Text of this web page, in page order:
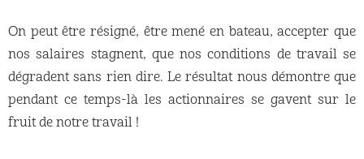
On peut être résigné, être mené en bateau, accepter que
nos salaires stagnent, que nos conditions de travail se
dégradent sans rien dire. Le résultat nous démontre que
pendant ce temps-là les actionnaires se gavent sur le
fruit de notre travail !